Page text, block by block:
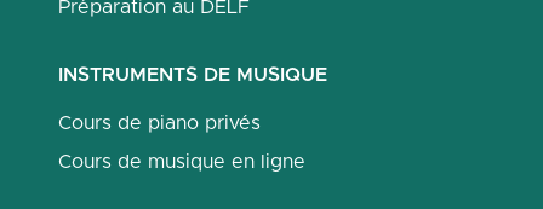
Préparation au DELF
INSTRUMENTS DE MUSIQUE
Cours de piano privés
Cours de musique en ligne